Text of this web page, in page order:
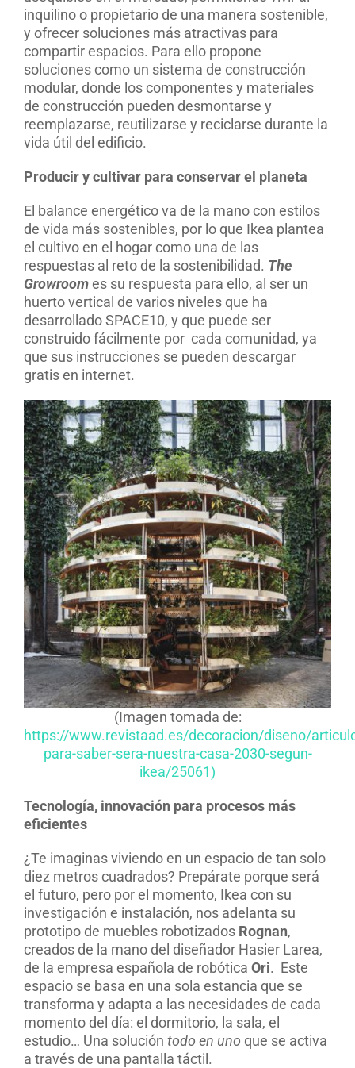
inquilino o propietario de una manera sostenible,
y ofrecer soluciones más atractivas para
compartir espacios. Para ello propone
soluciones como un sistema de construcción
modular, donde los componentes y materiales
de construcción pueden desmontarse y
reemplazarse, reutilizarse y reciclarse durante la
vida útil del edificio.
Producir y cultivar para conservar el planeta
El balance energético va de la mano con estilos
de vida más sostenibles, por lo que Ikea plantea
el cultivo en el hogar como una de las
respuestas al reto de la sostenibilidad. The
Growroomes su respuesta para ello, al ser un
huerto vertical de varios niveles que ha
desarrollado SPACE10, y que puede ser
construido fácilmente por cada comunidad, ya
que sus instrucciones se pueden descargar
gratis en internet.
(Imagen tomada de:
https://www.revistaad.es/decoracion/diseno/
para-saber-sera-nuestra-casa-2030-segun-
ikea/25061)
Tecnología, innovación para procesos más
eficientes
¿Te imaginas viviendo en un espacio de tan solo
diez metros cuadrados? Prepárate porque será
el futuro, pero por el momento, Ikea con su
investigación e instalación, nos adelanta su
prototipo de muebles robotizados Rognan,
creados de la mano del diseñador Hasier Larea,
de la empresa española de robótica Ori. Este
espacio se basa en una sola estancia que se
transforma y adapta a las necesidades de cada
momento del día: el dormitorio, la sala, el
estudio… Una solución todo en uno que se activa
a través de una pantalla táctil.